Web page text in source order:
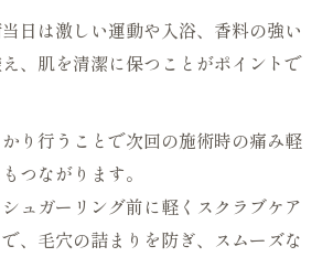
フケアで仕上がりが変わるコツ
リング脱毛前の正しい前処理方法
アで美肌を保つシュガーリング脱
や毛抜きで仕上がりが変わる理由
でも評価されるセルフシュガーリ
日は激しい運動や入浴、香料の強い
、肌を清潔に保つことがポイントで
り行うことで次回の施術時の痛み軽
つながります。
ュガーリング前に軽くスクラブケア
、毛穴の詰まりを防ぎ、スムーズな